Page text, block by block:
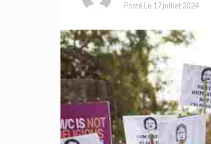
Posté Le 17 juillet 2024